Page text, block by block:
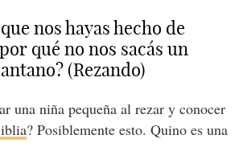
nos hayas hecho de
qué no nos sacás un
(Rezando)
una niña pequeña al rezar y conocer
? Posiblemente esto. Quino es una